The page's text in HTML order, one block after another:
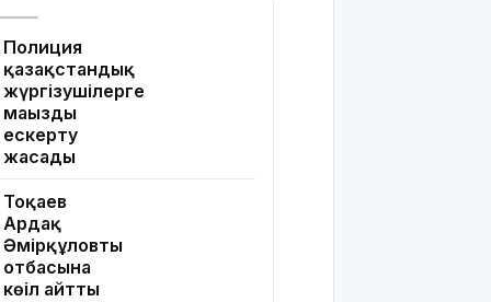
Полиция
қазақстандық
жүргізушілерге
маңызды
ескерту
жасады
Тоқаев
Ардақ
Әмірқұловтың
отбасына
көңіл айтты